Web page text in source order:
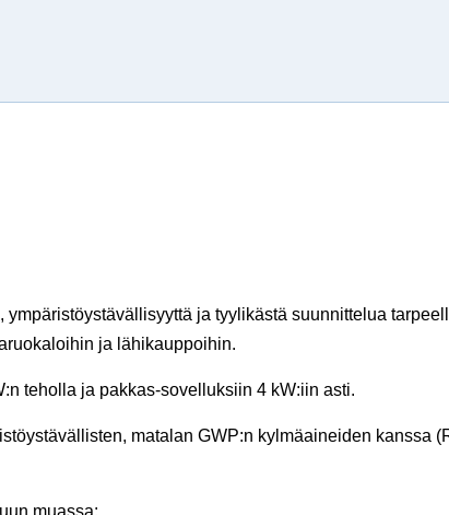
ja tyylikästä suunnittelua
ja lähikauppoihin.
teholla ja pakkas-sovelluksiin 4 kW:iin asti.
matalan GWP:n kylmäaineiden kanssa
muassa: